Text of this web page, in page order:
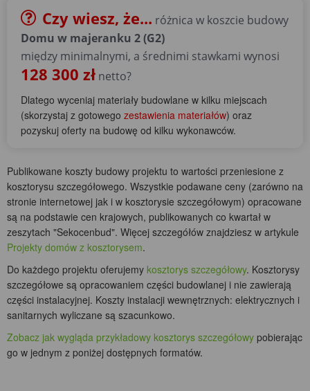
Czy wiesz, że... różnica w koszcie budowy
Domu w majeranku 2 (G2)
między minimalnymi, a średnimi stawkami wynosi
128 300 zł netto?
Dlatego wyceniaj materiały budowlane w kilku miejscach
(skorzystaj z gotowego zestawienia materiałów) oraz
pozyskuj oferty na budowę od kilku wykonawców.
Publikowane koszty budowy projektu to wartości przeniesione z
kosztorysu szczegółowego. Wszystkie podawane ceny (zarówno na
stronie internetowej jak i w kosztorysie szczegółowym) opracowane
są na podstawie cen krajowych, publikowanych co kwartał w
zeszytach "Sekocenbud". Więcej szczegółów znajdziesz w artykule
Projekty domów z kosztorysem.
Do każdego projektu oferujemy kosztorys szczegółowy. Kosztorysy
szczegółowe są opracowaniem części budowlanej i nie zawierają
części instalacyjnej. Koszty instalacji wewnętrznych: elektrycznych i
sanitarnych wyliczane są szacunkowo.
Zobacz jak wygląda przykładowy kosztorys szczegółowy pobierając
go w jednym z poniżej dostępnych formatów.